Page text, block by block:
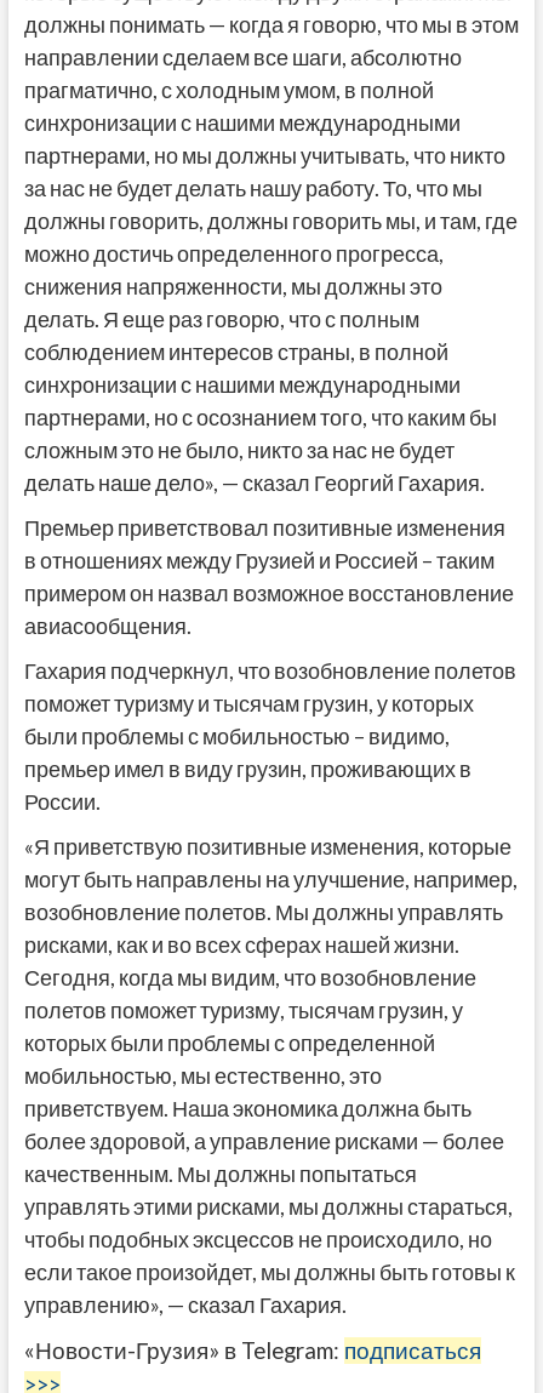
должны понимать — когда я говорю, что мы в этом
направлении сделаем все шаги, абсолютно
прагматично, с холодным умом, в полной
синхронизации с нашими международными
партнерами, но мы должны учитывать, что никто
за нас не будет делать нашу работу. То, что мы
должны говорить, должны говорить мы, и там, где
можно достичь определенного прогресса,
снижения напряженности, мы должны это
делать. Я еще раз говорю, что с полным
соблюдением интересов страны, в полной
синхронизации с нашими международными
партнерами, но с осознанием того, что каким бы
сложным это не было, никто за нас не будет
делать наше дело», — сказал Георгий Гахария.
Премьер приветствовал позитивные изменения
в отношениях между Грузией и Россией – таким
примером он назвал возможное восстановление
авиасообщения.
Гахария подчеркнул, что возобновление полетов
поможет туризму и тысячам грузин, у которых
были проблемы с мобильностью – видимо,
премьер имел в виду грузин, проживающих в
России.
«Я приветствую позитивные изменения, которые
могут быть направлены на улучшение, например,
возобновление полетов. Мы должны управлять
рисками, как и во всех сферах нашей жизни.
Сегодня, когда мы видим, что возобновление
полетов поможет туризму, тысячам грузин, у
которых были проблемы с определенной
мобильностью, мы естественно, это
приветствуем. Наша экономика должна быть
более здоровой, а управление рисками — более
качественным. Мы должны попытаться
управлять этими рисками, мы должны стараться,
чтобы подобных эксцессов не происходило, но
если такое произойдет, мы должны быть готовы к
управлению», — сказал Гахария.
«Новости-Грузия» в Telegram: подписаться
>>>